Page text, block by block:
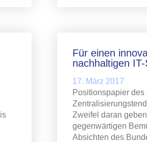
Für einen
nachhaltigen
17. März 2017
Positionspapier
Zweifel daran
gegenwärtigen
Absichten des